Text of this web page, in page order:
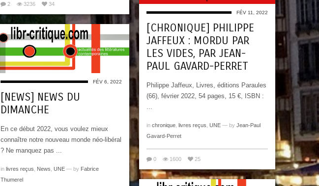
2 3236 34
FÉV 11, 2022
[CHRONIQUE] PHILIPPE
JAFFEUX : MORDU PAR
LES VIDES, PAR JEAN-
PAUL GAVARD-PERRET
Philippe Jaffeux, Livres, éditions Paraules
(66), février 2022, 54 pages, 15 €, ISBN :
...
in chronique livres reçus UNE — by Jean-Paul
Gavard-Perret
0 1600 25
FÉV 6, 2022
[NEWS] NEWS DU
DIMANCHE
En ce début 2022, vous voulez mieux
connaître notre nouveau monde néo-libéral
? Ne manquez pas ...
in livres reçus News UNE — by Fabrice
Thumerel